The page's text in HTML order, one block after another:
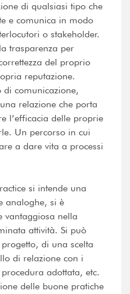
di qualsiasi tipo che
e comunica in modo
o stakeholder.
trasparenza per
del proprio
reputazione.
di comunicazione,
relazione che porta
l’efficacia delle proprie
Un percorso in cui
a dare vita a processi
si intende una
analoghe, si è
vantaggiosa nella
attività. Si può
di una scelta
di relazione con i
adottata, etc.
delle buone pratiche